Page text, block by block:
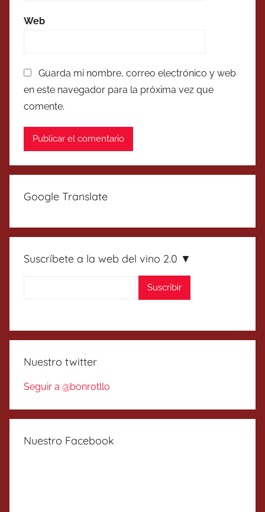
Web
Guarda mi nombre, correo electrónico y web
en este navegador para la próxima vez que
comente.
Google Translate
Suscríbete a la web del vino 2.0 ▼
Nuestro twitter
Seguir a @bonrotllo
Nuestro Facebook